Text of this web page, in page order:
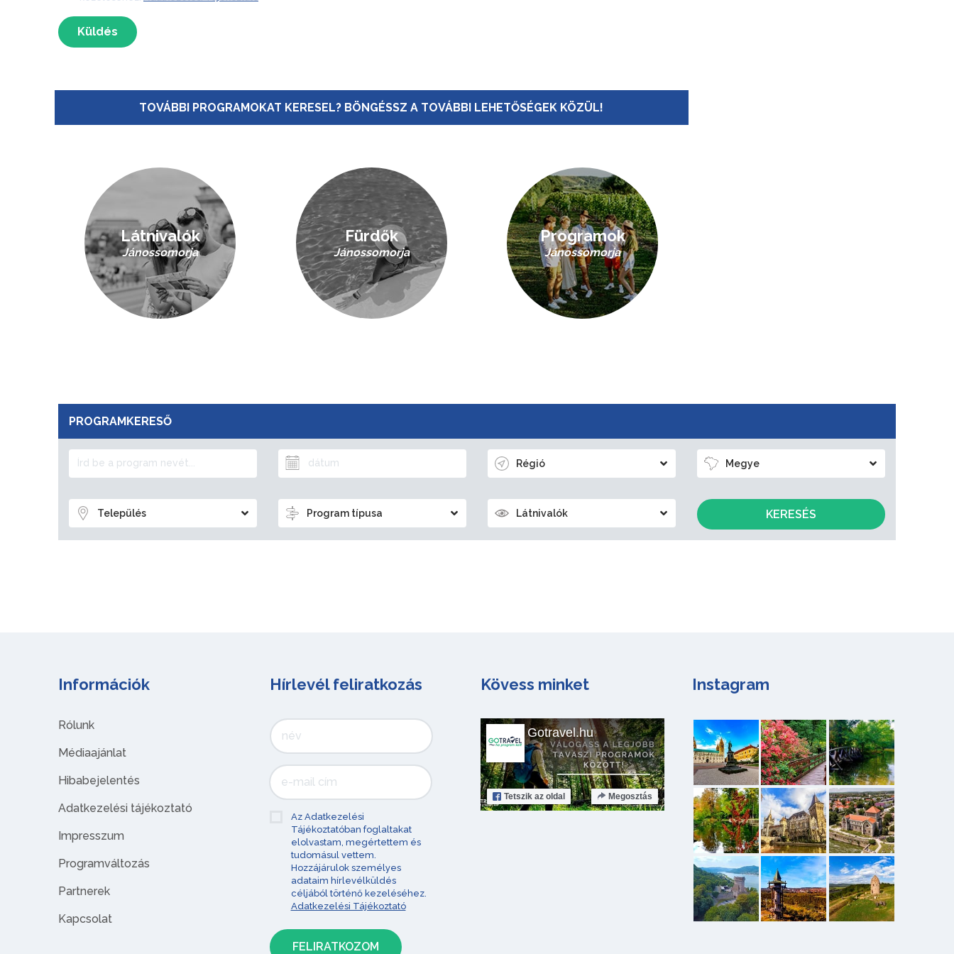
Küldés
TOVÁBBI PROGRAMOKAT KERESEL? BÖNGÉSSZ A TOVÁBBI LEHETŐSÉGEK KÖZÜL!
Látnivalók
Jánossomorja
Fürdők
Jánossomorja
Programok
Jánossomorja
PROGRAMKERESŐ
Régió Megye
Település Program típusa Látnivalók KERESÉS
Információk
Rólunk
Médiaajánlat
Hibabejelentés
Adatkezelési tájékoztató
Impresszum
Programváltozás
Partnerek
Kapcsolat
Hírlevél feliratkozás
Az Adatkezelési
Tájékoztatóban foglaltakat
elolvastam, megértettem és
tudomásul vettem.
Hozzájárulok személyes
adataim hírlevélküldés
céljából történő kezeléséhez.
Adatkezelési Tájékoztató
Kövess minket
Gotravel.hu
Tetszik az oldal Megosztás
Instagram